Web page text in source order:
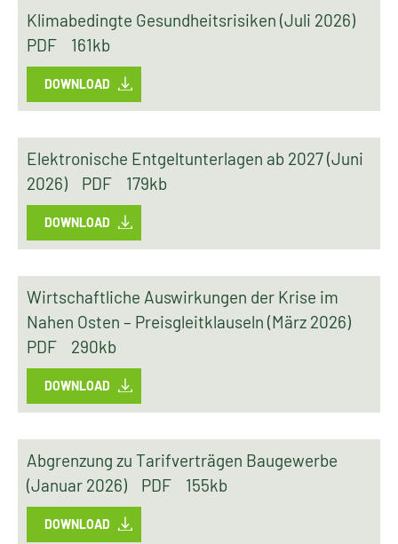
Klimabedingte Gesundheitsrisiken (Juli 2026)
PDF
161kb
DOWNLOAD
Elektronische Entgeltunterlagen ab 2027 (Juni
2026) PDF 179kb
DOWNLOAD
Wirtschaftliche Auswirkungen der Krise im
Nahen Osten – Preisgleitklauseln (März 2026)
PDF
290kb
DOWNLOAD
Abgrenzung zu Tarifverträgen Baugewerbe
(Januar 2026) PDF 155kb
DOWNLOAD